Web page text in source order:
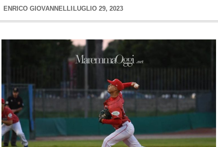
ENRICO GIOVANNELLI LUGLIO 29, 2023